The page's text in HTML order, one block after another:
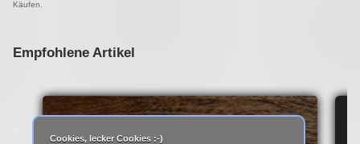
Käufen.
Empfohlene Artikel
Cookies, lecker Cookies :-)